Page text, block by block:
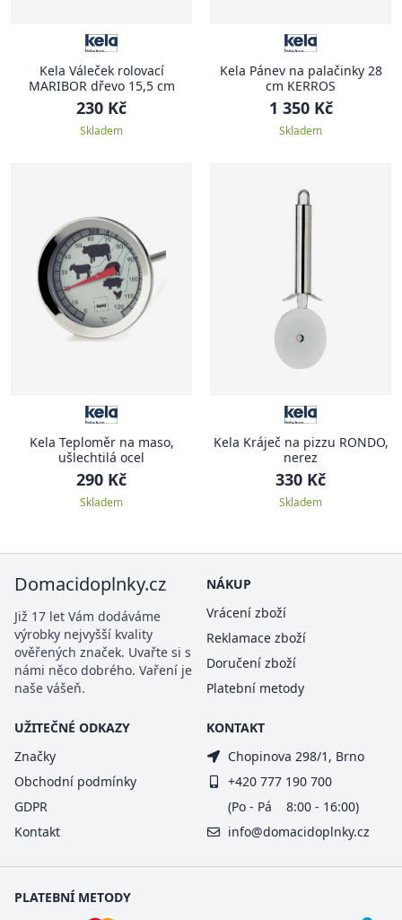
Kela Váleček rolovací
MARIBOR dřevo 15,5 cm
230 Kč
Skladem
Kela Pánev na palačinky 28
cm KERROS
1 350 Kč
Skladem
Kela Teploměr na maso,
ušlechtilá ocel
290 Kč
Skladem
Kela Kráječ na pizzu RONDO,
nerez
330 Kč
Skladem
Domacidoplnky.cz
Již 17 let Vám dodáváme
výrobky nejvyšší kvality
ověřených značek. Uvařte si s
námi něco dobrého. Vaření je
naše vášeň.
NÁKUP
Vrácení zboží
Reklamace zboží
Doručení zboží
Platební metody
UŽITEČNÉ ODKAZY
Značky
Obchodní podmínky
GDPR
Kontakt
KONTAKT
Chopinova 298/1, Brno
+420 777 190 700
(Po - Pá 8:00 - 16:00)
info@domacidoplnky.cz
PLATEBNÍ METODY